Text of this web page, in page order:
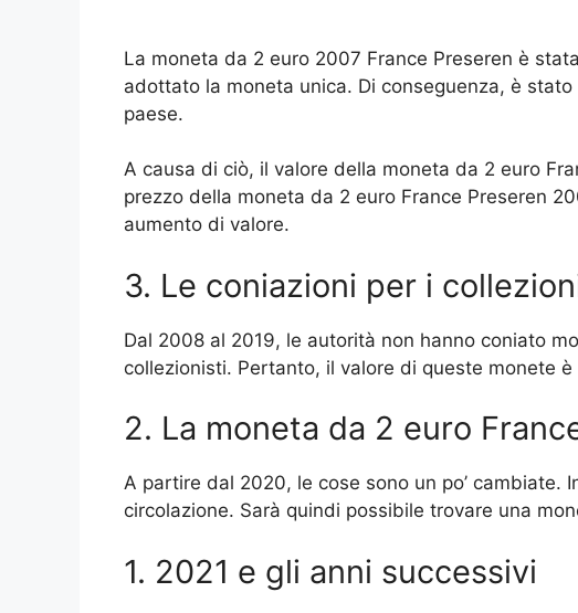
La moneta da 2 euro 2007 France Preseren è
adottato la moneta unica. Di conseguenza, è
paese.
A causa di ciò, il valore della moneta da 2 euro
prezzo della moneta da 2 euro France Preseren
aumento di valore.
3. Le coniazioni per i
Dal 2008 al 2019, le autorità non hanno coniato
collezionisti. Pertanto, il valore di queste monete
2. La moneta da 2 euro
A partire dal 2020, le cose sono un po’
circolazione. Sarà quindi possibile trovare una
1. 2021 e gli anni successivi